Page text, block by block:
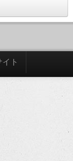
イト